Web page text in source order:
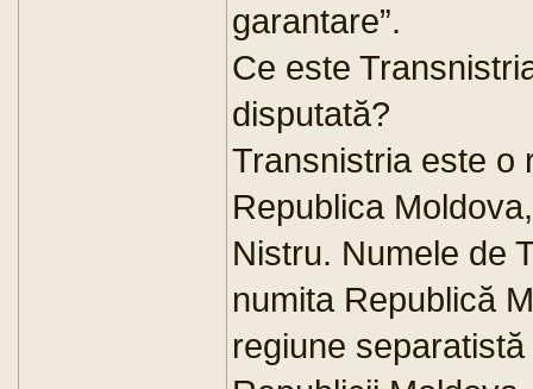
garantare”.
Ce este
disputată?
Transnistria este o
Republica
Nistru. Numele de
numita Republică
regiune